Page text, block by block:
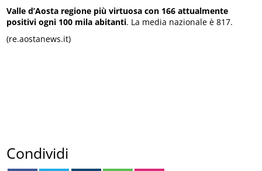
Valle d’Aosta regione più virtuosa con 166 attualmente
positivi ogni 100 mila abitanti. La media nazionale è 817.
(re.aostanews.it)
Condividi